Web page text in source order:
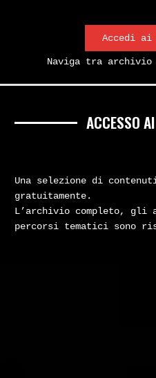
Accedi ai
Naviga tra
ACCESSO
Una selezione di
gratuitamente.
L’archivio completo, gli
percorsi tematici sono